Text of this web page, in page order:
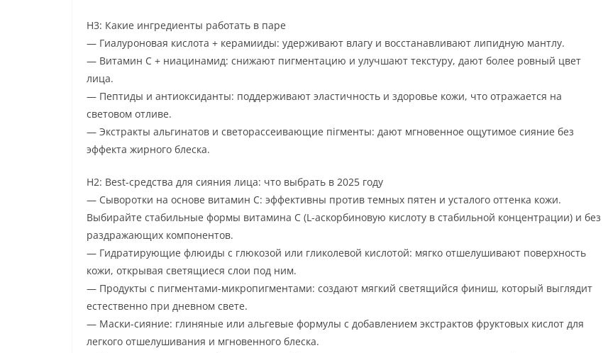
H3: Какие ингредиенты работать в паре
— Гиалуроновая кислота + керамииды: удерживают влагу и восстанавливают липидную мантлу.
— Витамин C + ниацинамид: снижают пигментацию и улучшают текстуру, дают более ровный цвет
лица.
— Пептиды и антиоксиданты: поддерживают эластичность и здоровье кожи, что отражается на
световом отливе.
— Экстракты альгинатов и светорассеивающие пігменты: дают мгновенное ощутимое сияние без
эффекта жирного блеска.
H2: Best-средства для сияния лица: что выбрать в 2025 году
— Сыворотки на основе витамин C: эффективны против темных пятен и усталого оттенка кожи.
Выбирайте стабильные формы витамина C (L-аскорбиновую кислоту в стабильной концентрации) и без
раздражающих компонентов.
— Гидратирующие флюиды с глюкозой или гликолевой кислотой: мягко отшелушивают поверхность
кожи, открывая светящиеся слои под ним.
— Продукты с пигментами-микропигментами: создают мягкий светящийся финиш, который выглядит
естественно при дневном свете.
— Маски-сияние: глиняные или альгевые формулы с добавлением экстрактов фруктовых кислот для
легкого отшелушивания и мгновенного блеска.